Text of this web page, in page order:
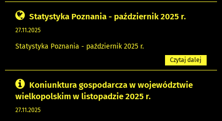
Statystyka Poznania - październik 2025 r.
27.11.2025
Statystyka Poznania - październik 2025 r.
Czytaj dalej
Koniunktura gospodarcza w województwie
wielkopolskim w listopadzie 2025 r.
27.11.2025